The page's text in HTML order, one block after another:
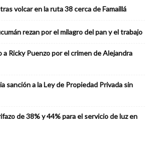
volcar en la ruta 38 cerca de Famaillá
rezan por el milagro del pan y el trabajo
a Ricky Puenzo por el crimen de Alejandra
sanción a la Ley de Propiedad Privada sin
de 38% y 44% para el servicio de luz en